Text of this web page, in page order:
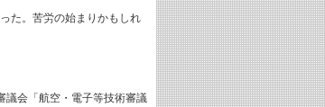
た。苦労の始まりかもしれ
議会「航空・電子等技術審議